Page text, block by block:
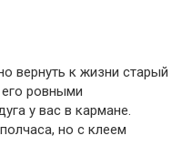
вернуть к жизни старый
ровными
у вас в кармане.
но с клеем